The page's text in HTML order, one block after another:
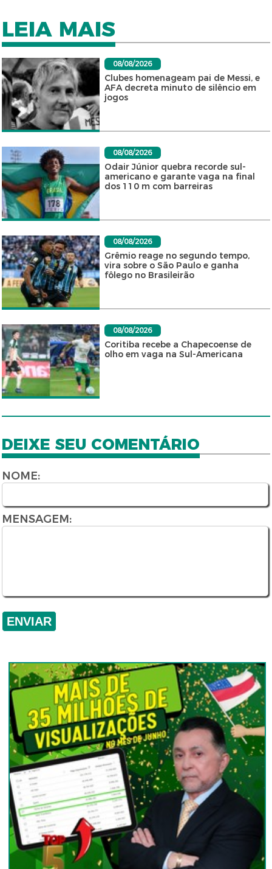
LEIA MAIS
08/08/2026
Clubes homenageam pai de Messi, e
AFA decreta minuto de silêncio em
jogos
08/08/2026
Odair Júnior quebra recorde sul-
americano e garante vaga na final
dos 110 m com barreiras
08/08/2026
Grêmio reage no segundo tempo,
vira sobre o São Paulo e ganha
fôlego no Brasileirão
08/08/2026
Coritiba recebe a Chapecoense de
olho em vaga na Sul-Americana
DEIXE SEU COMENTÁRIO
NOME:
MENSAGEM: